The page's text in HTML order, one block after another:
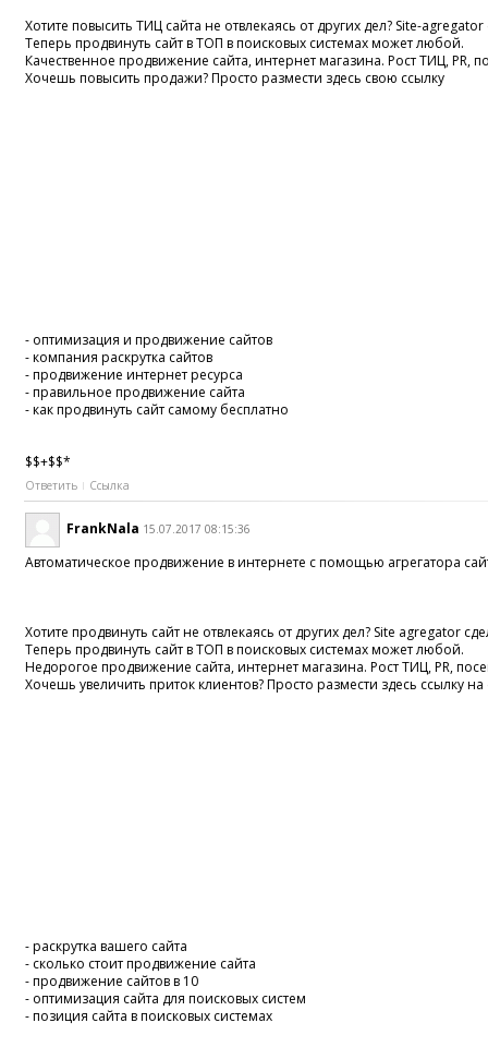
Хотите повысить ТИЦ сайта не отвлекаясь от других дел? Site-
Теперь продвинуть сайт в ТОП в поисковых системах может любой.
Качественное продвижение сайта, интернет магазина. Рост ТИЦ, PR,
Хочешь повысить продажи? Просто размести здесь свою ссылку
- оптимизация и продвижение сайтов
- компания раскрутка сайтов
- продвижение интернет ресурса
- правильное продвижение сайта
- как продвинуть сайт самому бесплатно
$$+$$*
Ответить Ссылка
FrankNala 15.07.2017 08:15:36
Автоматическое продвижение в интернете с помощью агрегатора
Хотите продвинуть сайт не отвлекаясь от других дел? Site agregator
Теперь продвинуть сайт в ТОП в поисковых системах может любой.
Недорогое продвижение сайта, интернет магазина. Рост ТИЦ, PR,
Хочешь увеличить приток клиентов? Просто размести здесь ссылку на
- раскрутка вашего сайта
- сколько стоит продвижение сайта
- продвижение сайтов в 10
- оптимизация сайта для поисковых систем
- позиция сайта в поисковых системах